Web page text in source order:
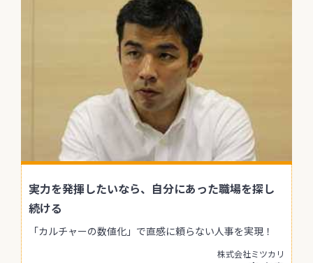
実力を発揮したいなら、自分にあった職場を探し
続ける
「カルチャーの数値化」で直感に頼らない人事を実現！
株式会社ミツカリ